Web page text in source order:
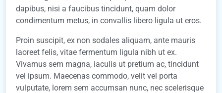
dapibus, nisi a faucibus tincidunt, quam dolor
condimentum metus, in convallis libero ligula ut eros.
Proin suscipit, ex non sodales aliquam, ante mauris
laoreet felis, vitae fermentum ligula nibh ut ex.
Vivamus sem magna, iaculis ut pretium ac, tincidunt
vel ipsum. Maecenas commodo, velit vel porta
vulputate, lorem sem accumsan nunc, nec scelerisque